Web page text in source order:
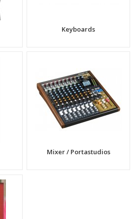
Keyboards
Mixer / Portastudios